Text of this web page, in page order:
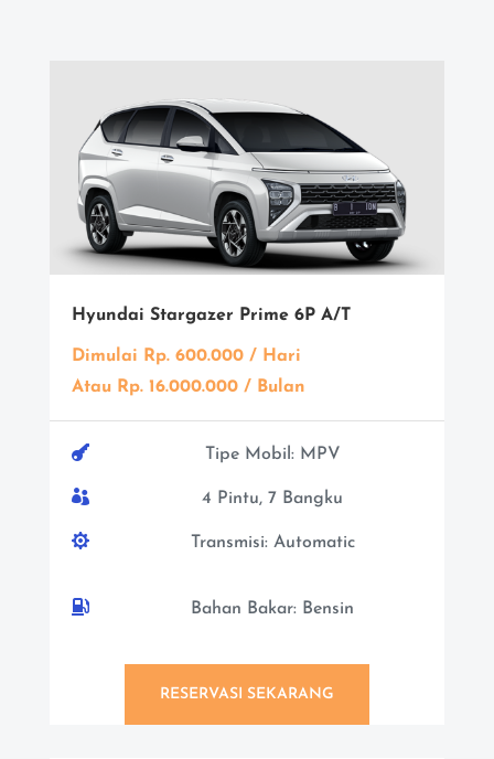
Hyundai Stargazer Prime 6P A/T
Dimulai Rp. 600.000 / Hari
Atau Rp. 16.000.000 / Bulan
 Tipe Mobil: MPV
 4 Pintu, 7 Bangku
 Transmisi: Automatic
 Bahan Bakar: Bensin
RESERVASI SEKARANG